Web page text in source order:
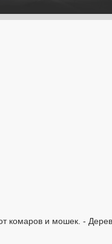
комаров и мошек. -